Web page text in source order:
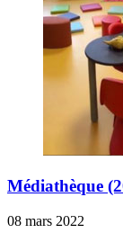
Médiathèque
08 mars 2022